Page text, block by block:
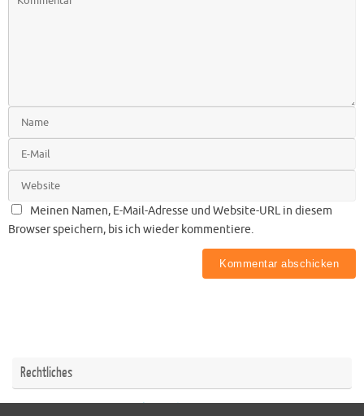
Meinen Namen, E-Mail-Adresse und Website-URL in diesem
Browser speichern, bis ich wieder kommentiere.
Rechtliches
Impressum Datenschutzerklärung